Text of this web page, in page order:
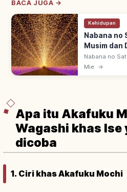
BACA JUGA →
Kehidupan
Nabana no
Musim dan
Nabana no
Kuwana, Mie:
Mie →
Apa itu Akafuku
Wagashi khas Ise
dicoba
1. Ciri khas Akafuku Mochi